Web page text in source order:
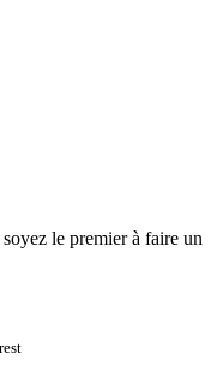
le premier à faire un